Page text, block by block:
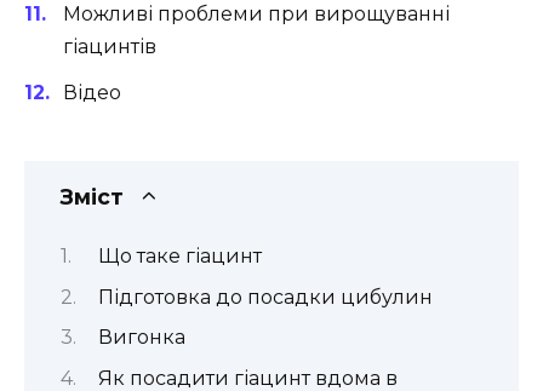
Можливі проблеми при вирощуванні
гіацинтів
Відео
Зміст
Що таке гіацинт
Підготовка до посадки цибулин
Вигонка
Як посадити гіацинт вдома в